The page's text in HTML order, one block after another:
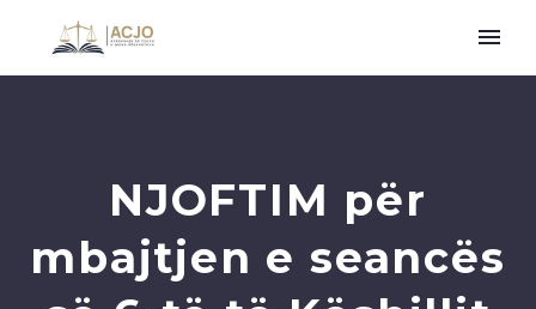
NJOFTIM për
mbajtjen e seancës